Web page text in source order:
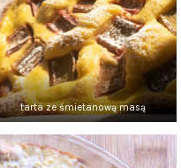
tarta ze śmietanową masą